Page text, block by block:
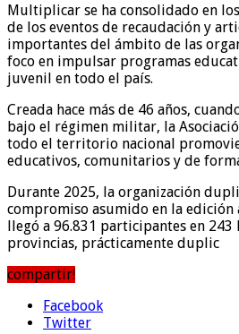
Multiplicar se ha consolidado en
de los eventos de recaudación y
importantes del ámbito de las
foco en impulsar programas
juvenil en todo el país.
Creada hace más de 46 años,
bajo el régimen militar, la
todo el territorio nacional
educativos, comunitarios y de
Durante 2025, la organización
compromiso asumido en la
llegó a 96.831 participantes en 243
provincias, prácticamente duplic
compartir!
Facebook
Twitter